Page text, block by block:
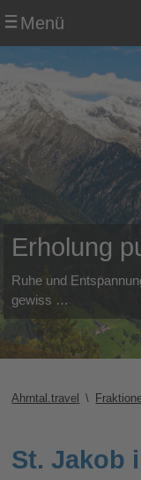
Menü
Ahrntal.travel \
St. Jakob
Erholung
Ruhe und
gewiss …